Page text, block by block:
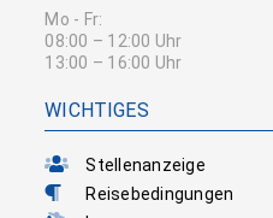
Mo - Fr:
08:00 – 12:00 Uhr
13:00 – 16:00 Uhr
WICHTIGES
Stellenanzeige
Reisebedingungen